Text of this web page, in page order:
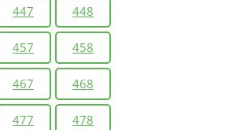
447 448
457 458
467 468
477 478